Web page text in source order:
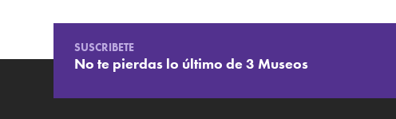
SUSCRIBETE
No te pierdas lo último de 3 Museos